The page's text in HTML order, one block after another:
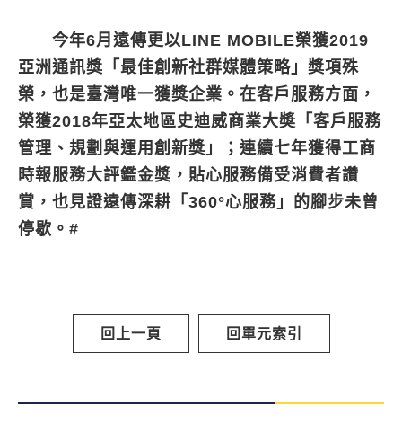
今年6月遠傳更以LINE MOBILE榮獲2019
亞洲通訊獎「最佳創新社群媒體策略」獎項殊
榮，也是臺灣唯一獲獎企業。在客戶服務方面，
榮獲2018年亞太地區史迪威商業大奬「客戶服務
管理、規劃與運用創新獎」；連續七年獲得工商
時報服務大評鑑金獎，貼心服務備受消費者讚
賞，也見證遠傳深耕「360°心服務」的腳步未曾
停歇。#
回上一頁 回單元索引